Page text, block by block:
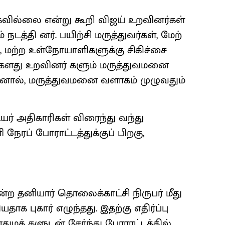
என்று கூறி விஜய் உறவினர்கள்
னர். பயிற்சி மருத்துவர்கள், மேற்
உள்நோயாளிகளுக்கு சிகிச்சை
உறவினர் களும் மருத்துவமனை
மருத்துவமனை வளாகம் முழுவதும்
விரைந்து வந்து
போராட்டத்துக்குப் பிறகு,
தனியார் தொலைக்காட்சி நிருபர் மீது
புகார் எழுந்தது. இதற்கு எதிர்ப்பு